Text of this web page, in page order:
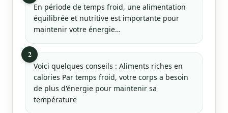
En période de temps froid, une alimentation
équilibrée et nutritive est importante pour
maintenir votre énergie…
2
Voici quelques conseils : Aliments riches en
calories Par temps froid, votre corps a besoin
de plus d'énergie pour maintenir sa
température